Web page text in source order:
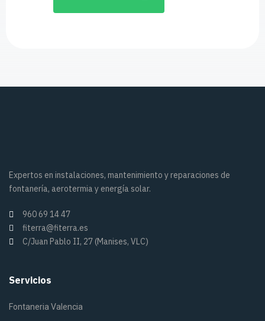
Expertos en instalaciones, mantenimiento y reparaciones de
fontanería, aerotermia y energía solar.
960 69 14 47
fiterra@fiterra.es
C/Juan Pablo II, 27 (Manises, VLC)
Servicios
Fontaneria Valencia